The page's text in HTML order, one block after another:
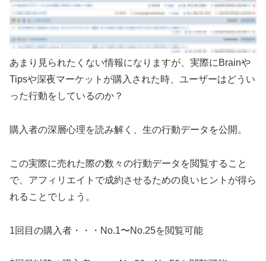
あまり見られたくない情報になりますが、実際にBrainや
Tipsや深夜マーケットが購入された時、ユーザーはどうい
った行動をしているのか？
購入者の深層心理を読み解く、生の行動データを公開。
この実際に売れた際の数々の行動データを閲覧すること
で、アフィリエイトで成約させるための良いヒントが得ら
れることでしょう。
1回目の購入者・・・No.1〜No.25を閲覧可能